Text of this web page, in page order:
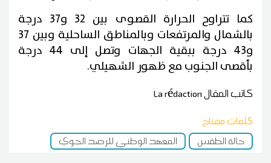
كما تتراوح الحرارة القصوى بين 32 و37 درجة
بالشمال والمرتفعات وبالمناطق الساحلية وبين 37
و43 درجة ببقية الجهات وتصل إلى 44 درجة
بأقصى الجنوب مع ظهور الشهيلي.
كاتب المقالLa rédaction
كلمات مفتاح
حالة الطقس
المعهد الوطني للرصد الجوي